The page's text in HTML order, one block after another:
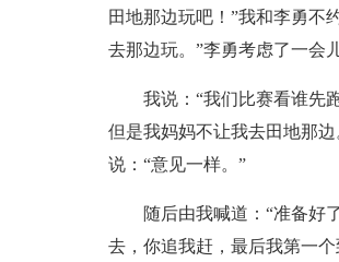
田地那边玩吧！”我和李勇不
去那边玩。”李勇考虑了一会
我说：“我们比赛看谁先
但是我妈妈不让我去田地那
说：“意见一样。”
随后由我喊道：“准备好
去，你追我赶，最后我第一